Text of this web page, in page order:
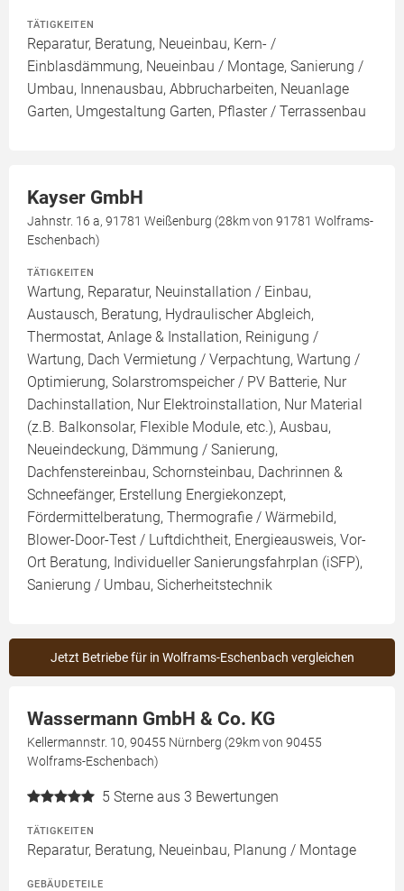
TÄTIGKEITEN
Reparatur, Beratung, Neueinbau, Kern- /
Einblasdämmung, Neueinbau / Montage, Sanierung /
Umbau, Innenausbau, Abbrucharbeiten, Neuanlage
Garten, Umgestaltung Garten, Pflaster / Terrassenbau
Kayser GmbH
Jahnstr. 16 a, 91781 Weißenburg (28km von 91781 Wolframs-
Eschenbach)
TÄTIGKEITEN
Wartung, Reparatur, Neuinstallation / Einbau,
Austausch, Beratung, Hydraulischer Abgleich,
Thermostat, Anlage & Installation, Reinigung /
Wartung, Dach Vermietung / Verpachtung, Wartung /
Optimierung, Solarstromspeicher / PV Batterie, Nur
Dachinstallation, Nur Elektroinstallation, Nur Material
(z.B. Balkonsolar, Flexible Module, etc.), Ausbau,
Neueindeckung, Dämmung / Sanierung,
Dachfenstereinbau, Schornsteinbau, Dachrinnen &
Schneefänger, Erstellung Energiekonzept,
Fördermittelberatung, Thermografie / Wärmebild,
Blower-Door-Test / Luftdichtheit, Energieausweis, Vor-
Ort Beratung, Individueller Sanierungsfahrplan (iSFP),
Sanierung / Umbau, Sicherheitstechnik
Jetzt Betriebe für in Wolframs-Eschenbach vergleichen
Wassermann GmbH & Co. KG
Kellermannstr. 10, 90455 Nürnberg (29km von 90455
Wolframs-Eschenbach)
5 Sterne aus 3 Bewertungen
TÄTIGKEITEN
Reparatur, Beratung, Neueinbau, Planung / Montage
GEBÄUDETEILE